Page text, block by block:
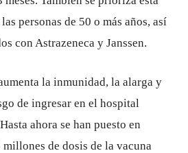
personas de 50 o más años, así
con Astrazeneca y Janssen.
la inmunidad, la alarga y
de ingresar en el hospital
ahora se han puesto en
millones de dosis de la vacuna